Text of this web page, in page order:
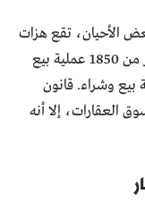
الأحيان، تقع هزات
في السوق العقارية، فيرتفع حجم البيوع لأكثر من 1850 عملية بيع
ويصل أحياناً إلى 2300 عملية بيع وشراء. قانون
العقارات، إلا أنه